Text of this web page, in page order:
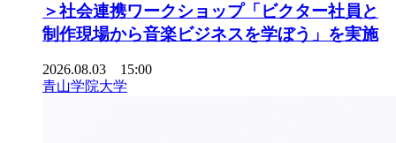
＞社会連携ワークショップ「ビクター社員と
制作現場から音楽ビジネスを学ぼう」を実施
2026.08.03 15:00
青山学院大学